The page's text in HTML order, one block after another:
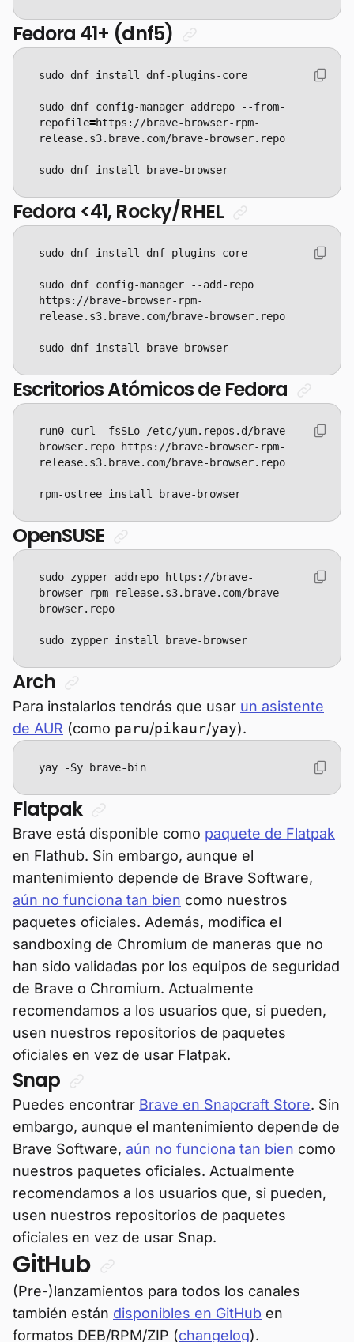
Fedora 41+ (dnf5)
sudo dnf config-manager addrepo --from-
repofile=https://brave-browser-rpm-
sudo dnf install brave-browser
Fedora <41, Rocky/RHEL
sudo dnf config-manager --add-repo
https://brave-browser-rpm-
sudo dnf install brave-browser
Escritorios Atómicos de Fedora
run0 curl -fsSLo /etc/yum.repos.d/brave-
browser.repo https://brave-browser-rpm-
rpm-ostree install brave-browser
OpenSUSE
sudo zypper addrepo https://brave-
browser-rpm-release.s3.brave.com/brave-
sudo zypper install brave-browser
Arch
Para instalarlos tendrás que usar un asistente
de AUR (como paru/pikaur/yay).
yay -Sy brave-bin
Flatpak
Brave está disponible como paquete de Flatpak
en Flathub. Sin embargo, aunque el
mantenimiento depende de Brave Software,
aún no funciona tan bien como nuestros
paquetes oficiales. Además, modifica el
sandboxing de Chromium de maneras que no
han sido validadas por los equipos de seguridad
de Brave o Chromium. Actualmente
recomendamos a los usuarios que, si pueden,
usen nuestros repositorios de paquetes
oficiales en vez de usar Flatpak.
Snap
Puedes encontrar Brave en Snapcraft Store. Sin
embargo, aunque el mantenimiento depende de
Brave Software, aún no funciona tan bien como
nuestros paquetes oficiales. Actualmente
recomendamos a los usuarios que, si pueden,
usen nuestros repositorios de paquetes
oficiales en vez de usar Snap.
GitHub
(Pre-)lanzamientos para todos los canales
también están disponibles en GitHub en
formatos DEB/RPM/ZIP (changelog).